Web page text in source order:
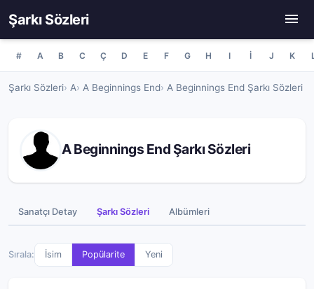
Şarkı Sözleri
# A B C Ç D E F G H I İ J K
Şarkı Sözleri A A Beginnings End A Beginnings End Şarkı Sözleri
A Beginnings End Şarkı Sözleri
Sanatçı Detay Şarkı Sözleri Albümleri
Sırala: İsim Popülarite Yeni